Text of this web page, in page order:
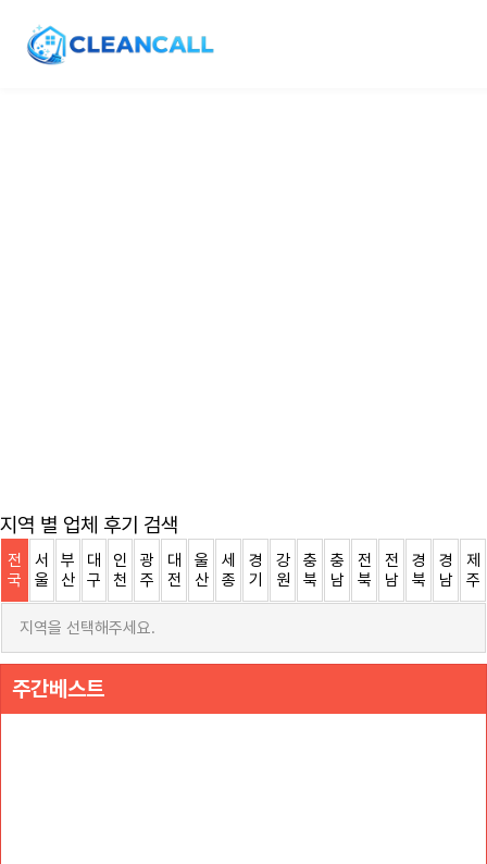
지역 별 업체 후기 검색
전
국
서
울
부
산
대
구
인
천
광
주
대
전
울
산
세
종
경
기
강
원
충
북
충
남
전
북
전
남
경
북
경
남
제
주
지역을 선택해주세요.
주간베스트